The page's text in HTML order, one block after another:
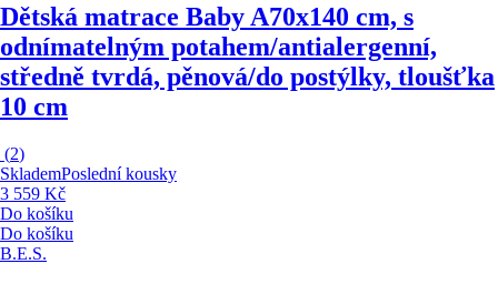
Dětská matrace Baby A70x140 cm, s
odnímatelným potahem/antialergenní,
středně tvrdá, pěnová/do postýlky, tloušťka
10 cm
(2)
SklademPoslední kousky
3 559 Kč
Do košíku
Do košíku
B.E.S.